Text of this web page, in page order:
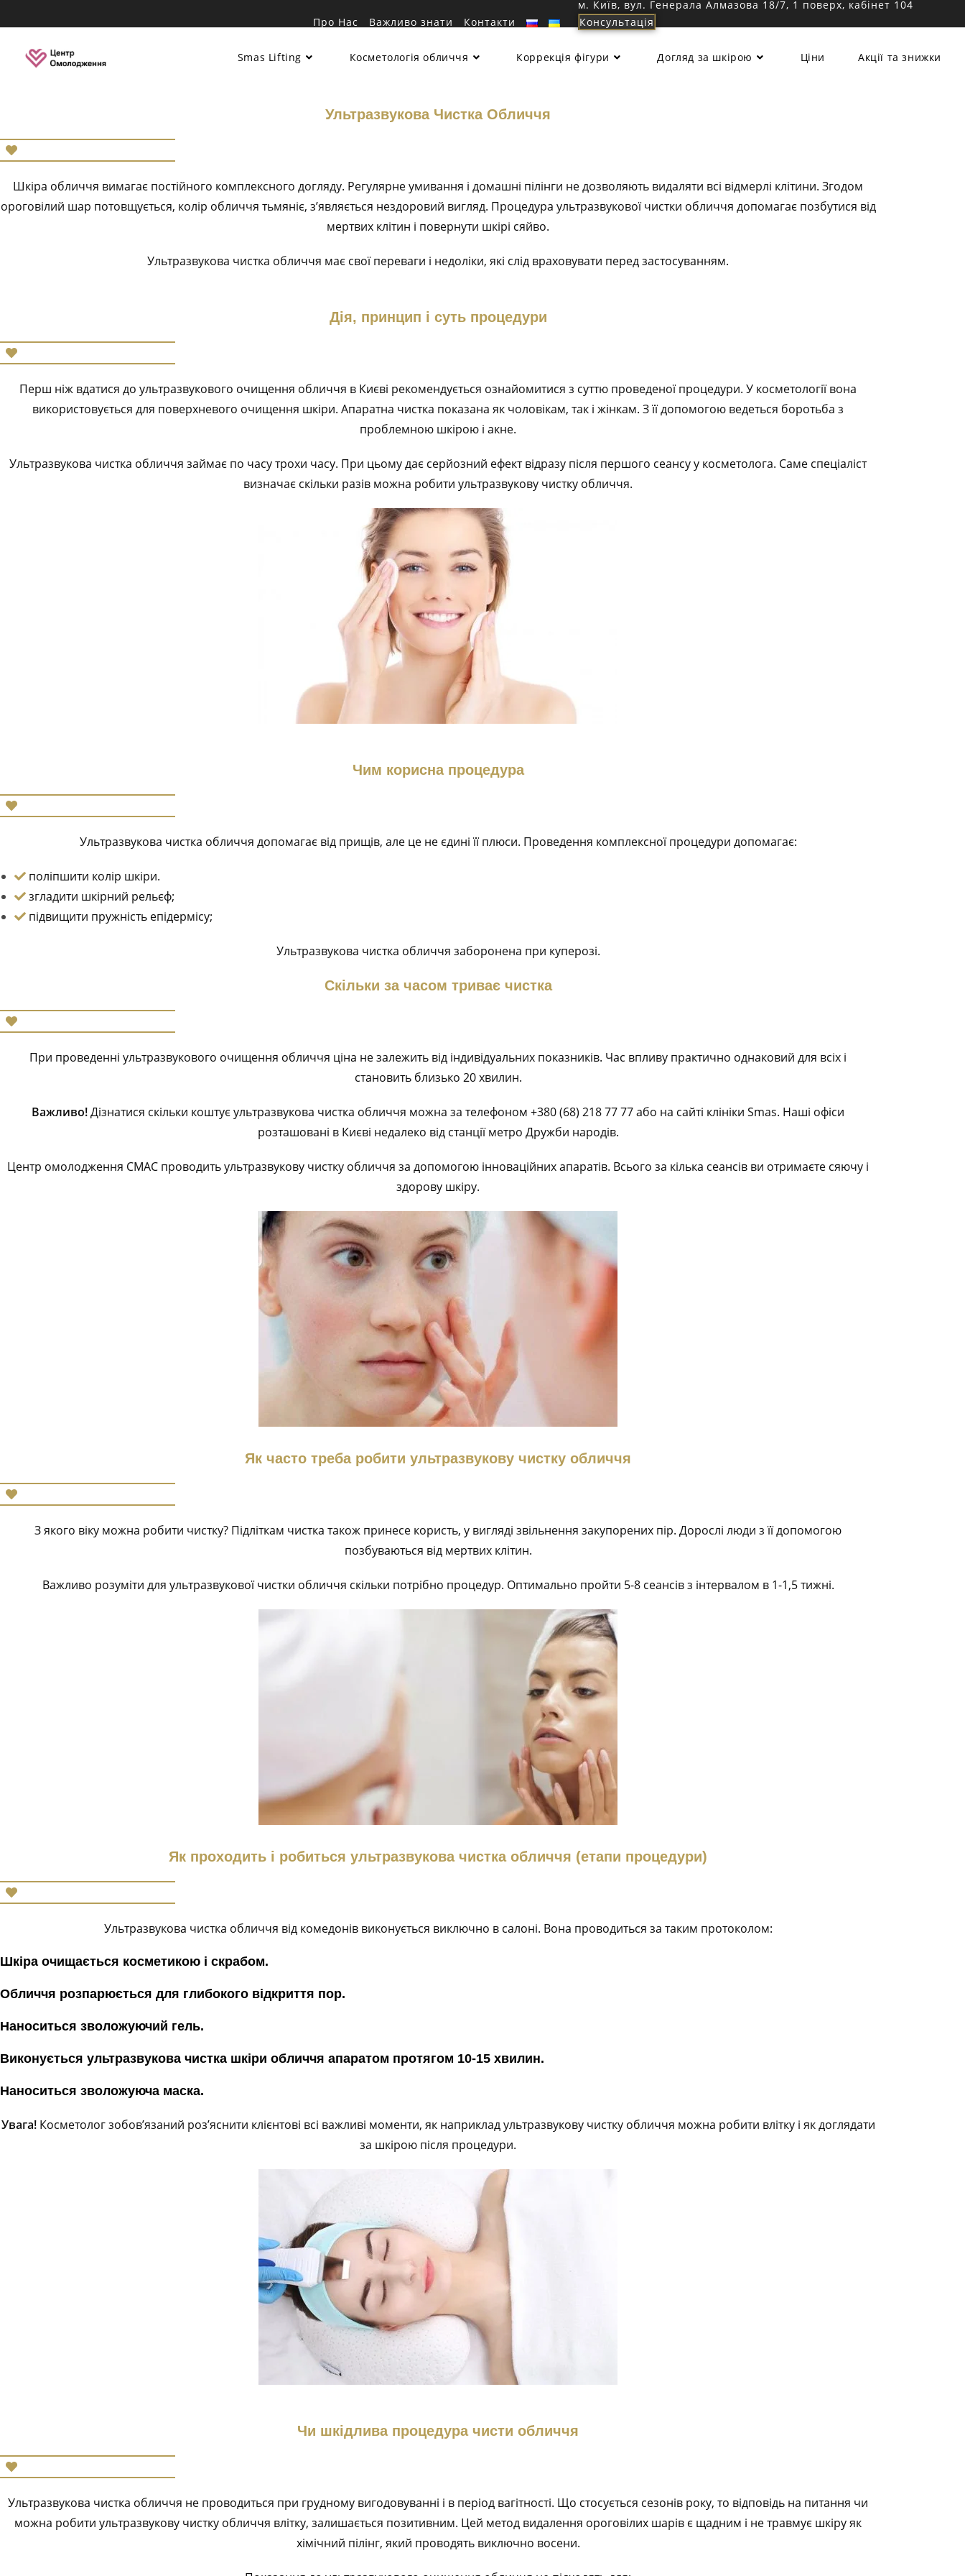
до
Про Нас Важливо знати Контакти
м. Київ, вул. Генерала Алмазова 18/7, 1 поверх, кабінет 104
Консультація
Smas Lifting Косметологія обличчя Коррекція фігури Догляд за шкірою Ціни Акції та знижки
Ультразвукова Чистка Обличчя
Шкіра обличчя вимагає постійного комплексного догляду. Регулярне умивання і домашні пілінги не дозволяють видаляти всі відмерлі клітини. Згодом
ороговілий шар потовщується, колір обличчя тьмяніє, з’являється нездоровий вигляд. Процедура ультразвукової чистки обличчя допомагає позбутися від
мертвих клітин і повернути шкірі сяйво.
Ультразвукова чистка обличчя має свої переваги і недоліки, які слід враховувати перед застосуванням.
Дія, принцип і суть процедури
Перш ніж вдатися до ультразвукового очищення обличчя в Києві рекомендується ознайомитися з суттю проведеної процедури. У косметології вона
використовується для поверхневого очищення шкіри. Апаратна чистка показана як чоловікам, так і жінкам. З її допомогою ведеться боротьба з
проблемною шкірою і акне.
Ультразвукова чистка обличчя займає по часу трохи часу. При цьому дає серйозний ефект відразу після першого сеансу у косметолога. Саме спеціаліст
визначає скільки разів можна робити ультразвукову чистку обличчя.
Чим корисна процедура
Ультразвукова чистка обличчя допомагає від прищів, але це не єдині її плюси. Проведення комплексної процедури допомагає:
поліпшити колір шкіри.
згладити шкірний рельєф;
підвищити пружність епідермісу;
Ультразвукова чистка обличчя заборонена при куперозі.
Скільки за часом триває чистка
При проведенні ультразвукового очищення обличчя ціна не залежить від індивідуальних показників. Час впливу практично однаковий для всіх і
становить близько 20 хвилин.
Важливо!Дізнатися скільки коштує ультразвукова чистка обличчя можна за телефоном +380 (68) 218 77 77 або на сайті клініки Smas. Наші офіси
розташовані в Києві недалеко від станції метро Дружби народів.
Центр омолодження СМАС проводить ультразвукову чистку обличчя за допомогою інноваційних апаратів. Всього за кілька сеансів ви отримаєте сяючу і
здорову шкіру.
Як часто треба робити ультразвукову чистку обличчя
З якого віку можна робити чистку? Підліткам чистка також принесе користь, у вигляді звільнення закупорених пір. Дорослі люди з її допомогою
позбуваються від мертвих клітин.
Важливо розуміти для ультразвукової чистки обличчя скільки потрібно процедур. Оптимально пройти 5-8 сеансів з інтервалом в 1-1,5 тижні.
Як проходить і робиться ультразвукова чистка обличчя (етапи процедури)
Ультразвукова чистка обличчя від комедонів виконується виключно в салоні. Вона проводиться за таким протоколом:
Шкіра очищається косметикою і скрабом.
Обличчя розпарюється для глибокого відкриття пор.
Наноситься зволожуючий гель.
Виконується ультразвукова чистка шкіри обличчя апаратом протягом 10-15 хвилин.
Наноситься зволожуюча маска.
Увага!Косметолог зобов’язаний роз’яснити клієнтові всі важливі моменти, як наприклад ультразвукову чистку обличчя можна робити влітку і як доглядати
за шкірою після процедури.
Чи шкідлива процедура чисти обличчя
Ультразвукова чистка обличчя не проводиться при грудному вигодовуванні і в період вагітності. Що стосується сезонів року, то відповідь на питання чи
можна робити ультразвукову чистку обличчя влітку, залишається позитивним. Цей метод видалення ороговілих шарів є щадним і не травмує шкіру як
хімічний пілінг, який проводять виключно восени.